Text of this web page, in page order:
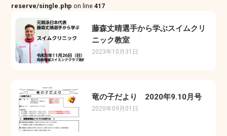
reserve/single.php on line417
藤森丈晴選手から学ぶスイムクリ
ニック教室
2023年10月31日
竜の子だより 2020年9.10月号
2020年09月01日